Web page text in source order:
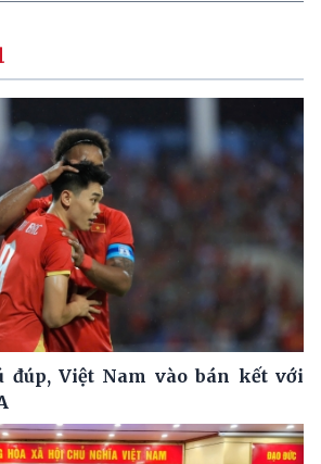
đúp, Việt Nam vào bán kết với